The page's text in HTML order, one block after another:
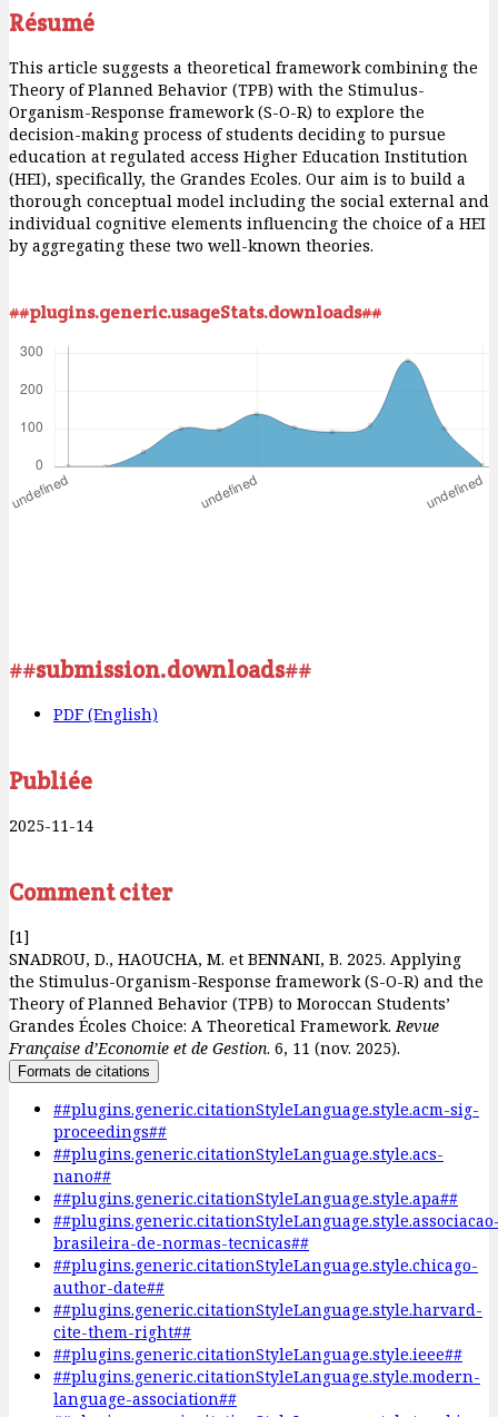
Résumé
This article suggests a theoretical framework combining the
Theory of Planned Behavior (TPB) with the Stimulus-
Organism-Response framework (S-O-R) to explore the
decision-making process of students deciding to pursue
education at regulated access Higher Education Institution
(HEI), specifically, the Grandes Ecoles. Our aim is to build a
thorough conceptual model including the social external and
individual cognitive elements influencing the choice of a HEI
by aggregating these two well-known theories.
##plugins.generic.usageStats.downloads##
##submission.downloads##
PDF (English)
Publiée
2025-11-14
Comment citer
[1]
SNADROU, D., HAOUCHA, M. et BENNANI, B. 2025. Applying
the Stimulus-Organism-Response framework (S-O-R) and the
Theory of Planned Behavior (TPB) to Moroccan Students’
Grandes Écoles Choice: A Theoretical Framework.Revue
Française d’Economie et de Gestion. 6, 11 (nov. 2025).
Formats de citations
##plugins.generic.citationStyleLanguage.style.acm-sig-
proceedings##
##plugins.generic.citationStyleLanguage.style.acs-
nano##
##plugins.generic.citationStyleLanguage.style.apa##
brasileira-de-normas-tecnicas##
##plugins.generic.citationStyleLanguage.style.chicago-
author-date##
##plugins.generic.citationStyleLanguage.style.harvard-
cite-them-right##
##plugins.generic.citationStyleLanguage.style.ieee##
##plugins.generic.citationStyleLanguage.style.modern-
language-association##